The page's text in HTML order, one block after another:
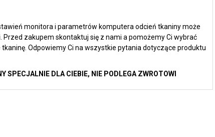
monitora i parametrów komputera odcień tkaniny może
Przed zakupem skontaktuj się z nami a pomożemy Ci wybrać
Odpowiemy Ci na wszystkie pytania dotyczące produktu
SPECJALNIE DLA CIEBIE, NIE PODLEGA ZWROTOWI